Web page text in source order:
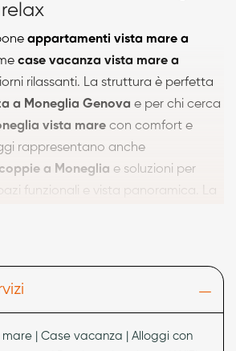
appartamenti vista mare a
case vacanza vista mare a
rilassanti. La struttura è perfetta
a Moneglia Genova e per chi cerca
vista mare con comfort e
rappresentano anche
a Moneglia e soluzioni per
funzionali e vista panoramica. La
con terrazza, cucina e
Moneglia
Mareincludonoalloggio con
| Case vacanza | Alloggi con